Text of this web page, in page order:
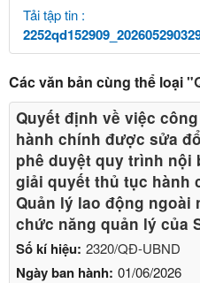
Tải tập tin :
Các văn bản cùng thể loại
Số kí hiệu: 2320/QĐ-UBND
Ngày ban hành: 01/06/2026
Quyết định về việc
hành chính được sửa
phê duyệt quy trình
giải quyết thủ tục hành
Quản lý lao động ngoài
chức năng quản lý của